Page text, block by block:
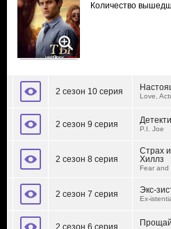
Количество
2 сезон 10 серия Love,
2 сезон 9 серия P.I. Joe
2 сезон 8 серия
Страх
Хиллз
Fear and
2 сезон 7 серия Экс-
Ex-